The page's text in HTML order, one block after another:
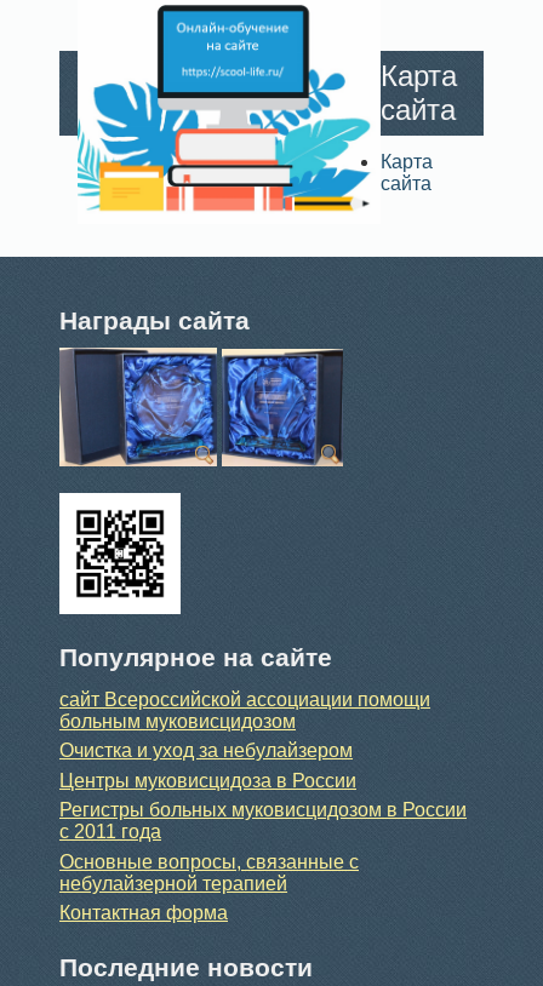
Карта
сайта
Карта
сайта
Награды сайта
Популярное на сайте
сайт Всероссийской ассоциации помощи
больным муковисцидозом
Очистка и уход за небулайзером
Центры муковисцидоза в России
Регистры больных муковисцидозом в России
с 2011 года
Основные вопросы, связанные с
небулайзерной терапией
Контактная форма
Последние новости